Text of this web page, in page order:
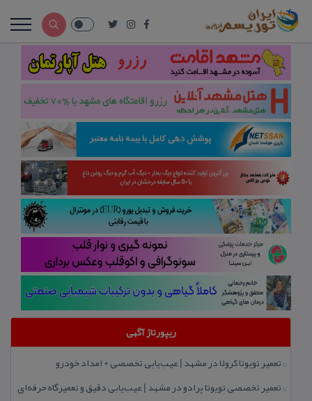
ریپورتاژ آگهی
:: تعمیر تویوتا كرولا در مشهد | عیب‌یابی تخصصی + امداد خودرو
:: تعمیر تخصصی تویوتا پرادو در مشهد | عیب‌یابی دقیق و تعمیرگاه حرفه‌ای